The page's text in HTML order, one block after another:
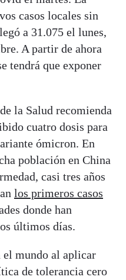
casos locales sin
a 31.075 el lunes,
A partir de ahora
tendrá que exponer
la Salud recomienda
cuatro dosis para
ómicron. En
población en China
casi tres años
los primeros casos
donde han
últimos días.
el mundo al aplicar
de tolerancia cero